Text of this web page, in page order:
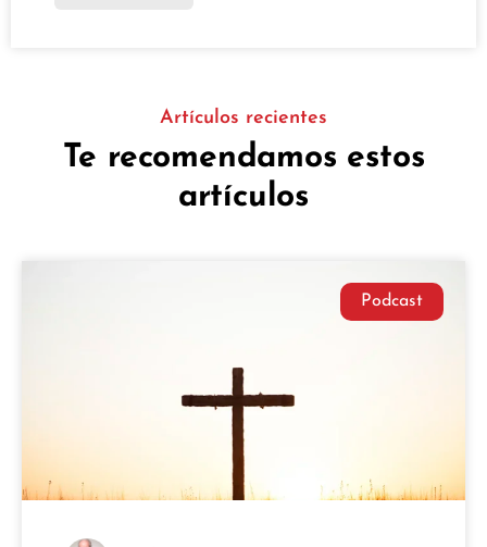
Artículos recientes
Te recomendamos estos
artículos
Podcast